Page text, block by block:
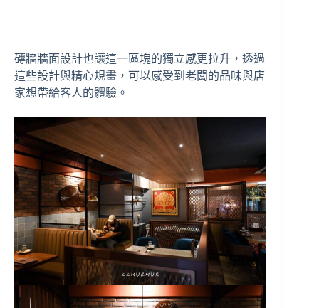
磚牆牆面設計也讓這一區塊的獨立感更拉升，透過
這些設計與精心規畫，可以感受到老闆的品味與店
家想帶給客人的體驗。